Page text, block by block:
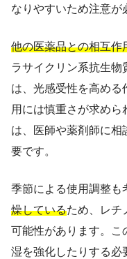
なりやすいため注意が
他の医薬品との相互作
ラサイクリン系抗生物
は、光感受性を高め
用には慎重さが求め
は、医師や薬剤師に
要です。
季節による使用調整も
燥しているため、レチ
可能性があります。こ
湿を強化したりする必